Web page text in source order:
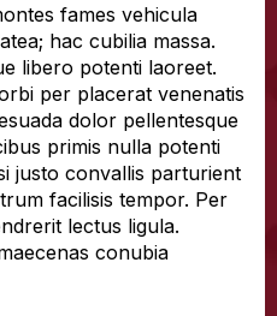
fames vehicula
hac cubilia massa.
libero potenti laoreet.
per placerat venenatis
dolor pellentesque
primis nulla potenti
justo convallis parturient
facilisis tempor. Per
lectus ligula.
conubia